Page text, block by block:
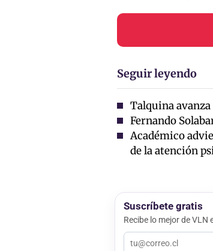
Seguir leyendo
Talquina
Fernando
Académico
de la atención
Suscríbete gratis
Recibe lo mejor de